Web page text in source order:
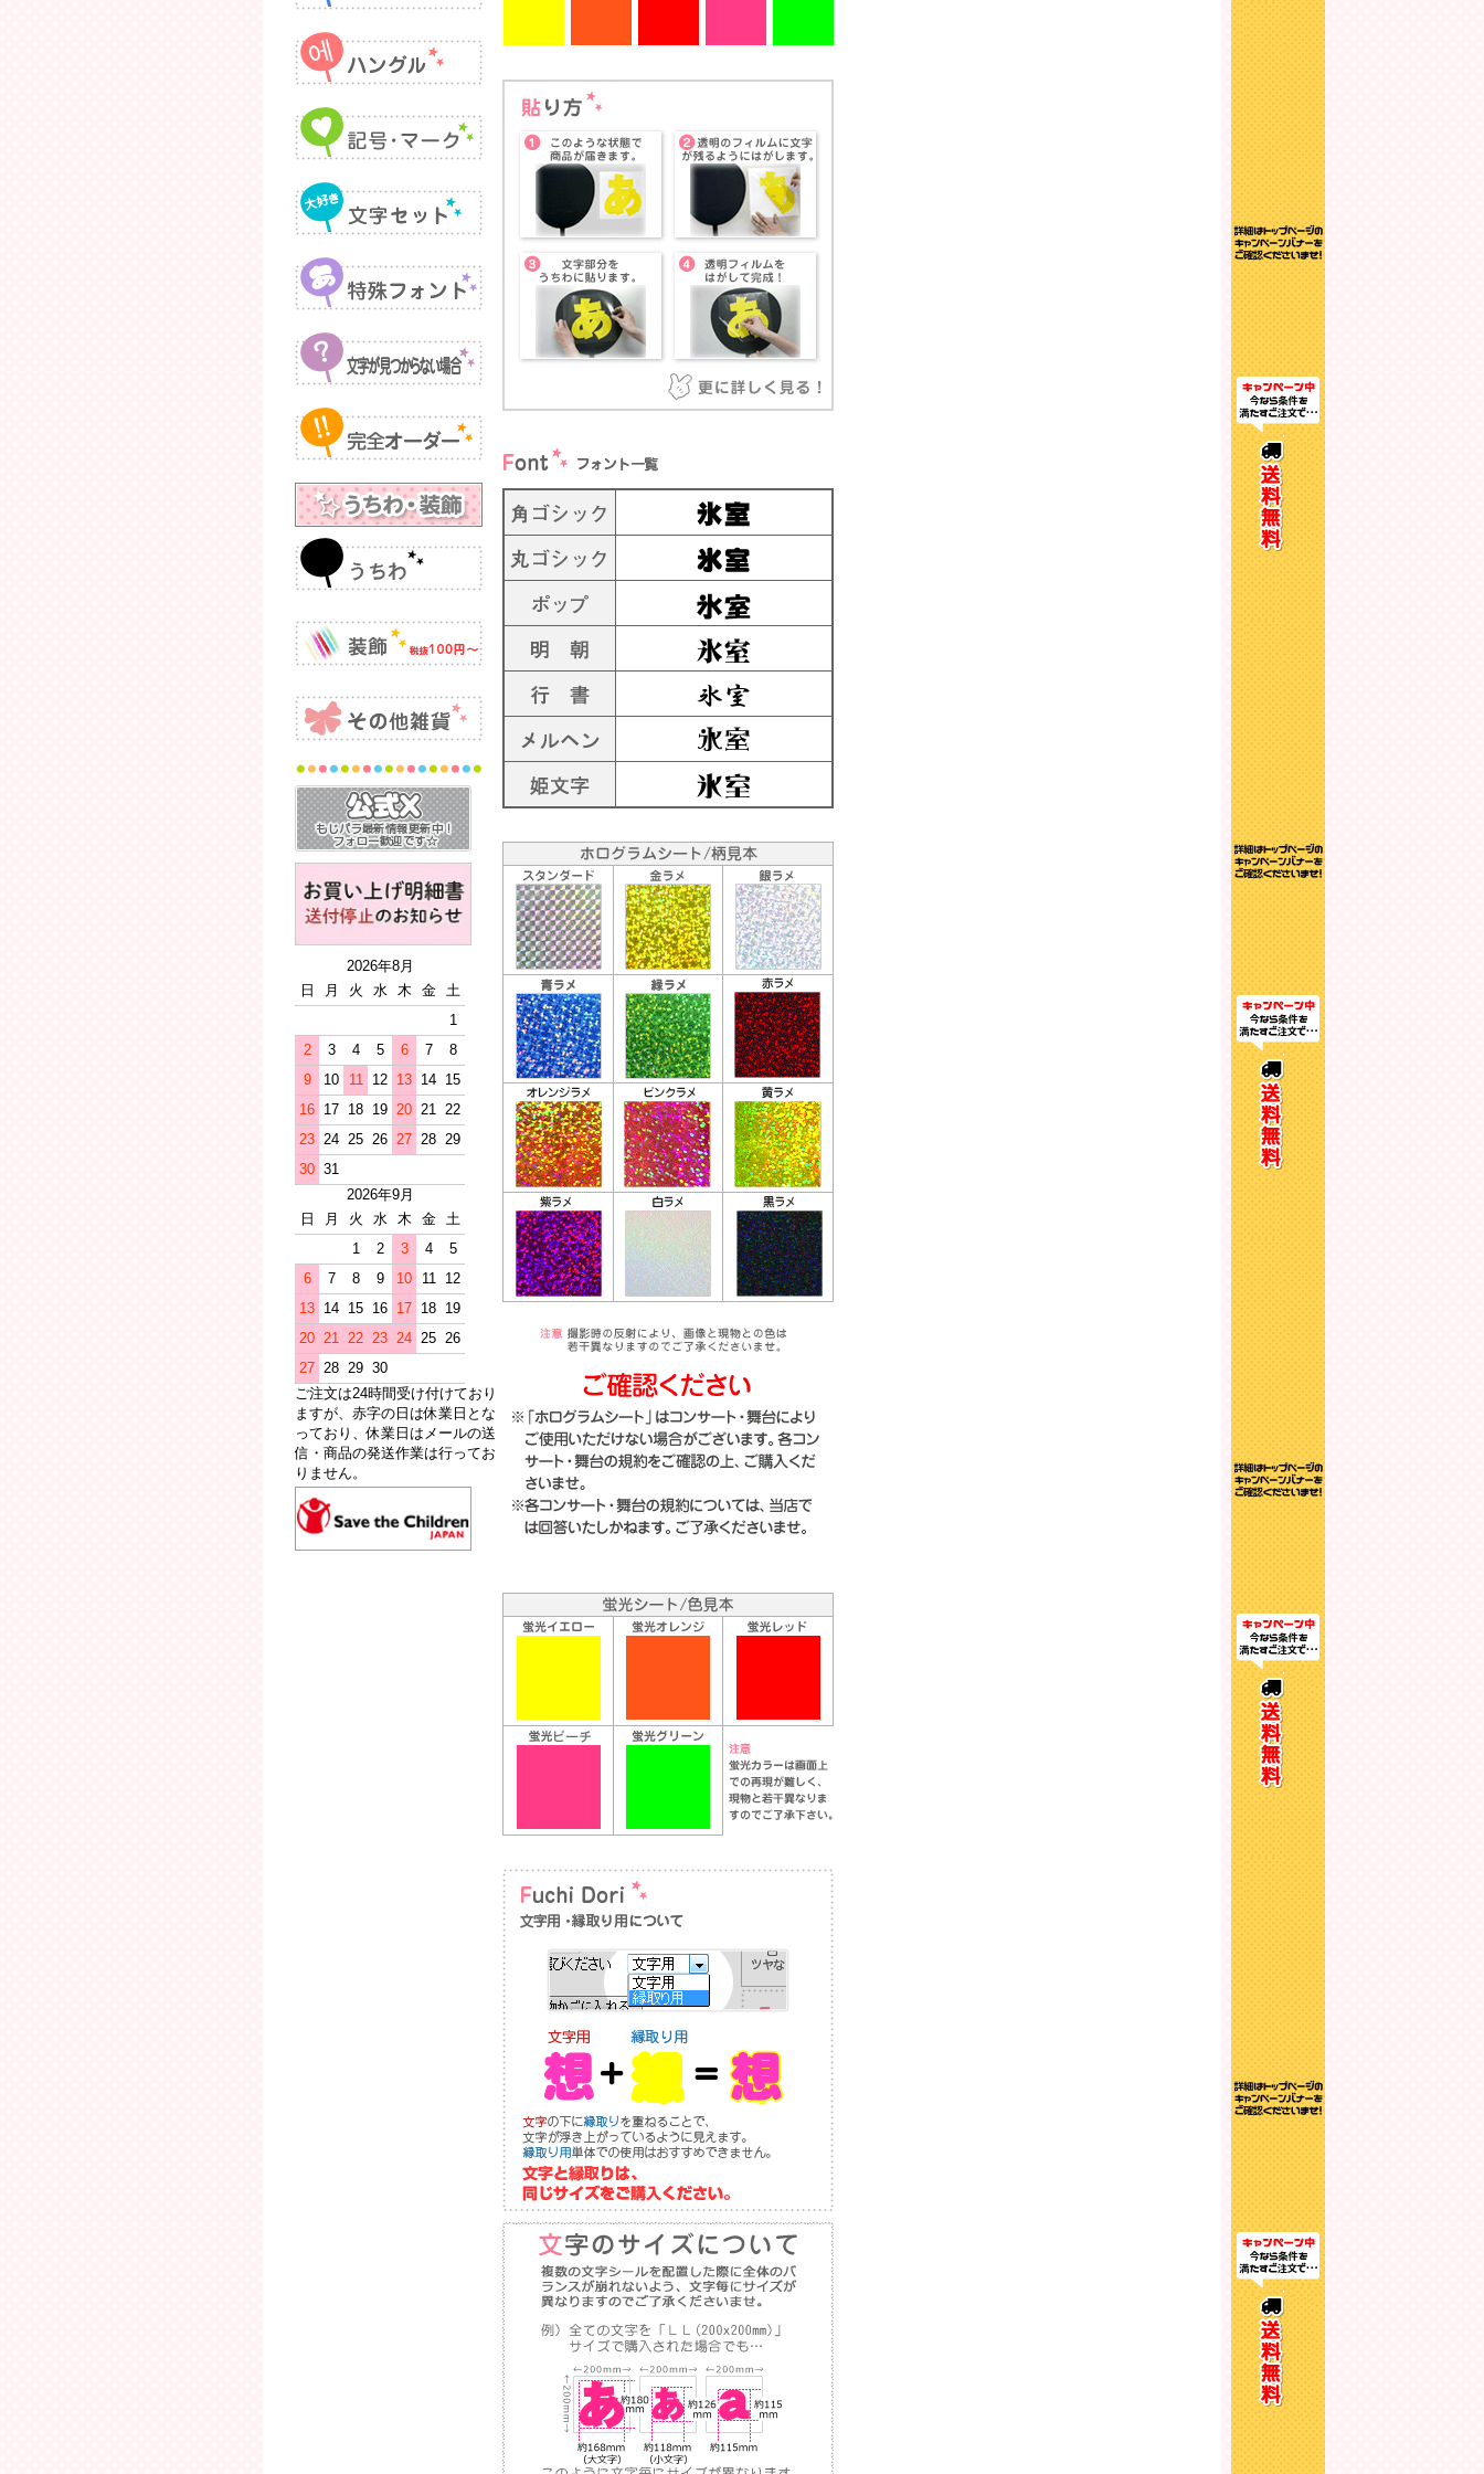
2026年8月
日
月 火 水 木 金
土
1
2
3 4 5 6 7
8
9
10 11 12 13 14 15
16 17 18 19 20 21 22
23 24 25 26 27 28 29
30 31
2026年9月
日
月 火 水 木 金
土
1
2 3 4
5
6
7 8 9 10 11
12
13 14 15 16 17 18 19
20 21 22 23 24 25 26
27 28 29 30
ご注文は24時間受け付けており
ますが、赤字の日は休業日とな
っており、休業日はメールの送
信・商品の発送作業は行ってお
りません。